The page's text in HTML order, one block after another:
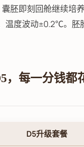
胚即刻回舱继续培
温度波动±0.2℃。胚
，每一分钱都
D5升级套餐